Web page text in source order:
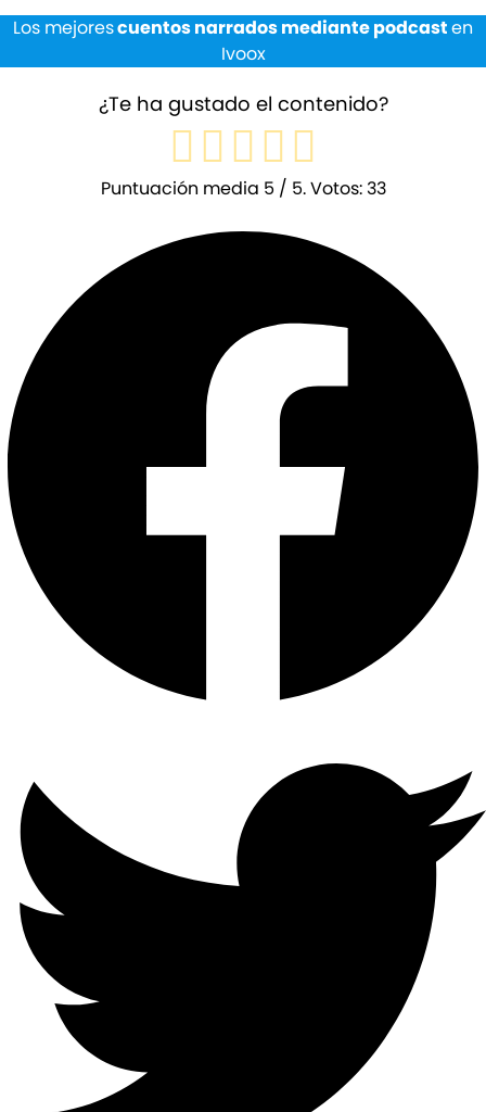
Los mejorescuentos narrados mediante podcasten
Ivoox
¿Te ha gustado el contenido?
Puntuación media 5 / 5. Votos: 33